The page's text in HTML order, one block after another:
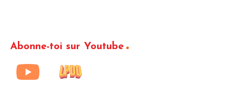
Abonne-toi sur Youtube